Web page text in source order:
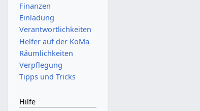
Finanzen
Einladung
Verantwortlichkeiten
Helfer auf der KoMa
Räumlichkeiten
Verpflegung
Tipps und Tricks
Hilfe